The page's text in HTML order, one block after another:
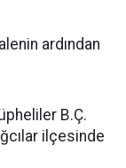
ardından
B.Ç.
ilçesinde